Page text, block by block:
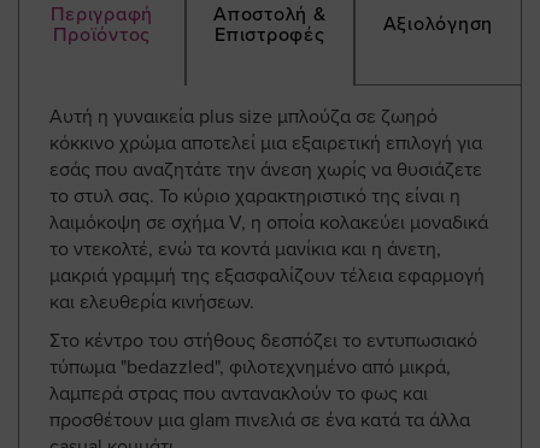
Περιγραφή
Προϊόντος
Αποστολή &
Επιστροφές
Αξιολόγηση
Αυτή η γυναικεία plus size μπλούζα σε ζωηρό
κόκκινο χρώμα αποτελεί μια εξαιρετική επιλογή για
εσάς που αναζητάτε την άνεση χωρίς να θυσιάζετε
το στυλ σας. Το κύριο χαρακτηριστικό της είναι η
λαιμόκοψη σε σχήμα V, η οποία κολακεύει μοναδικά
το ντεκολτέ, ενώ τα κοντά μανίκια και η άνετη,
μακριά γραμμή της εξασφαλίζουν τέλεια εφαρμογή
και ελευθερία κινήσεων.
Στο κέντρο του στήθους δεσπόζει το εντυπωσιακό
τύπωμα "bedazzled", φιλοτεχνημένο από μικρά,
λαμπερά στρας που αντανακλούν το φως και
προσθέτουν μια glam πινελιά σε ένα κατά τα άλλα